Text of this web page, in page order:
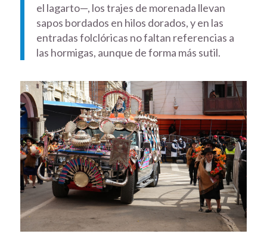
el lagarto—, los trajes de morenada llevan
sapos bordados en hilos dorados, y en las
entradas folclóricas no faltan referencias a
las hormigas, aunque de forma más sutil.